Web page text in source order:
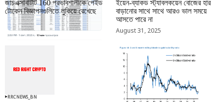
জাচএক্সবিটিটি 160 প্রভাবশালীকে পেইড
টোকেন বিজ্ঞাপনগুলিতে লুকিয়ে রেখেছে
September 01, 2025
ইয়েন-ব্যাকড স্ট্যাবলকয়েন বোজের হার
বাড়ানোর সাথে সাথে আরও ভাল সময়ে
আসতে পারে না
August 31, 2025
RRCNEWS_BN RRCNEWS_BN